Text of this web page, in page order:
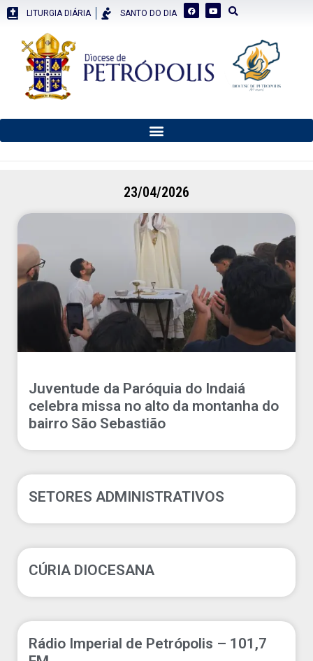
LITURGIA DIÁRIA SANTO DO DIA
23/04/2026
Juventude da Paróquia do Indaiá
celebra missa no alto da montanha do
bairro São Sebastião
SETORES ADMINISTRATIVOS
CÚRIA DIOCESANA
Rádio Imperial de Petrópolis – 101,7